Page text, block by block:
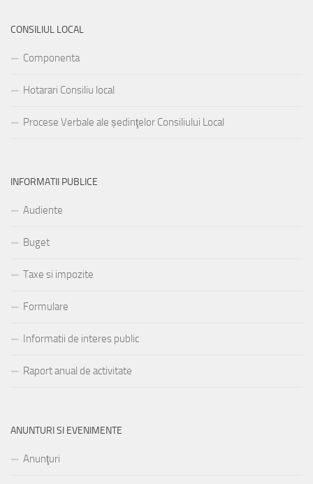
CONSILIUL LOCAL
Componenta
Hotarari Consiliu local
Procese Verbale ale ședinţelor Consiliului Local
INFORMATII PUBLICE
Audiente
Buget
Taxe si impozite
Formulare
Informatii de interes public
Raport anual de activitate
ANUNTURI SI EVENIMENTE
Anunţuri